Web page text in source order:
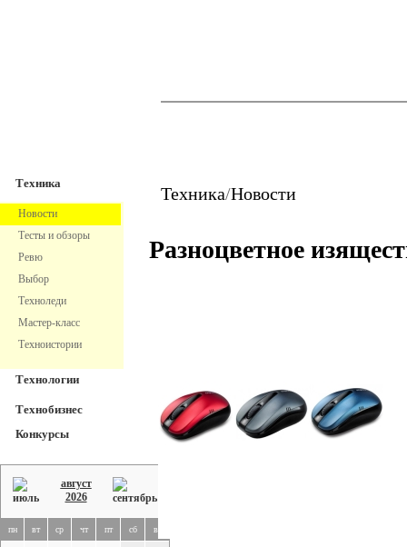
Техника
Новости
Тесты и обзоры
Ревю
Выбор
Техноледи
Мастер-класс
Техноистории
Технологии
Технобизнес
Конкурсы
август
2026
пн вт ср чт пт сб вс
Техника/Новости
Разноцветное